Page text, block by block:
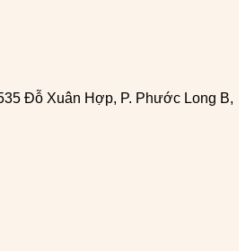
Đỗ Xuân Hợp, P. Phước Long B,